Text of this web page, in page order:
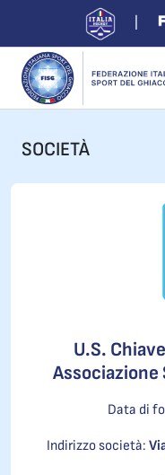
SOCIETÀ
U.S.
Data di
Indirizzo società: